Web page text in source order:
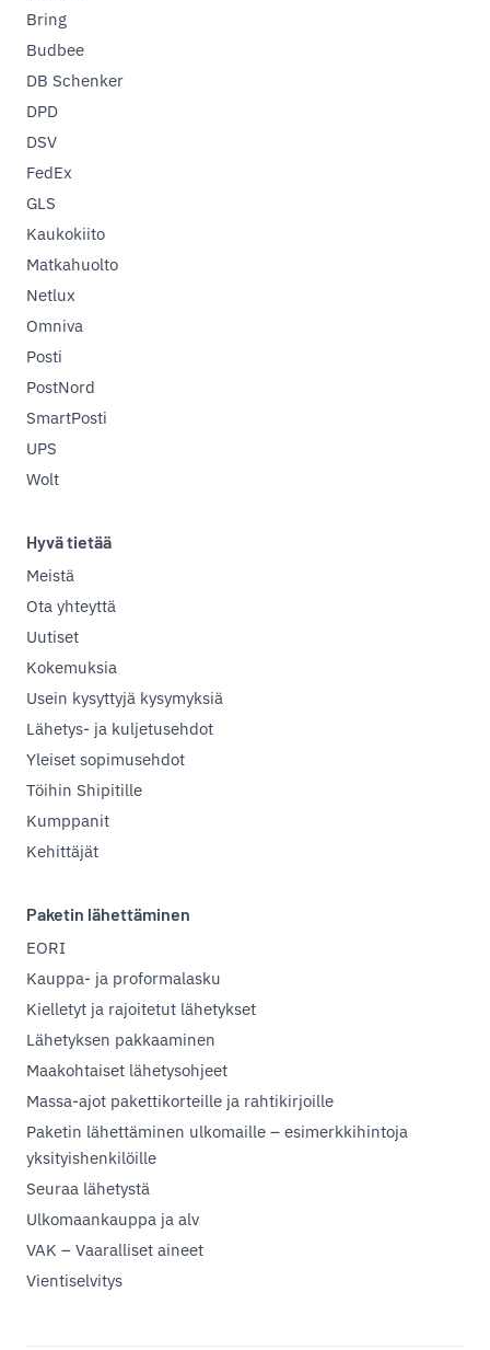
Bring
Budbee
DB Schenker
DPD
DSV
FedEx
GLS
Kaukokiito
Matkahuolto
Netlux
Omniva
Posti
PostNord
SmartPosti
UPS
Wolt
Hyvä tietää
Meistä
Ota yhteyttä
Uutiset
Kokemuksia
Usein kysyttyjä kysymyksiä
Lähetys- ja kuljetusehdot
Yleiset sopimusehdot
Töihin Shipitille
Kumppanit
Kehittäjät
Paketin lähettäminen
EORI
Kauppa- ja proformalasku
Kielletyt ja rajoitetut lähetykset
Lähetyksen pakkaaminen
Maakohtaiset lähetysohjeet
Massa-ajot pakettikorteille ja rahtikirjoille
Paketin lähettäminen ulkomaille – esimerkkihintoja
yksityishenkilöille
Seuraa lähetystä
Ulkomaankauppa ja alv
VAK – Vaaralliset aineet
Vientiselvitys